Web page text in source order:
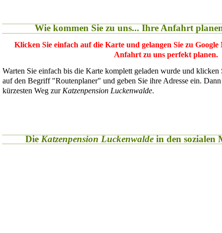
Wie kommen Sie zu uns... Ihre Anfahrt
Klicken Sie einfach auf die Karte und gelangen Sie zu
Anfahrt zu uns perfekt planen.
Warten Sie einfach bis die Karte komplett geladen wurde und
auf den Begriff "Routenplaner" und geben Sie ihre Adresse ein.
kürzesten Weg zur Katzenpension Luckenwalde.
Die Katzenpension Luckenwaldein den sozialen